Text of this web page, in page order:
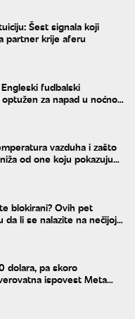
Šest signala koji
partner krije aferu
fudbalski
za napad u noćnom
vazduha i zašto
od one koju pokazuju
blokirani? Ovih pet
da li se nalazite na nečijoj
dolara, pa skoro
ispovest Meta